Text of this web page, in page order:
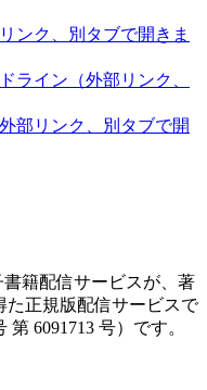
リンク、別タブで開きま
ライン （外部リンク、
外部リンク、別タブで開
籍配信サービスが、著
た正規版配信サービスで
6091713 号）です。